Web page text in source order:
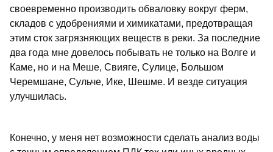
своевременно производить обваловку вокруг ферм,
складов с удобрениями и химикатами, предотвращая
этим сток загрязняющих веществ в реки. За последние
два года мне довелось побывать не только на Волге и
Каме, но и на Меше, Свияге, Сулице, Большом
Черемшане, Сульче, Ике, Шешме. И везде ситуация
улучшилась.
Конечно, у меня нет возможности сделать анализ воды